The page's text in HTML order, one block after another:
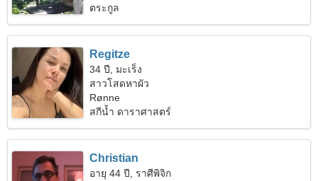
ตระกูล
Regitze
34 ปี, มะเร็ง
สาวโสดหาผัว
Rønne
สกีน้ำ ดาราศาสตร์
Christian
อายุ 44 ปี, ราศีพิจิก